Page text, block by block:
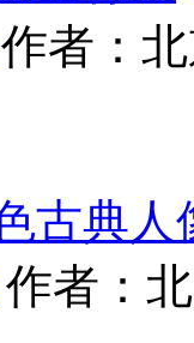
作者：
古典人
作者：